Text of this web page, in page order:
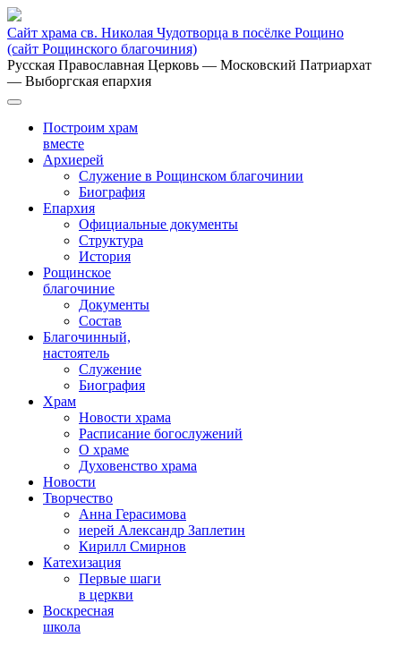
Сайт храма св. Николая Чудотворца в посёлке Рощино
(сайт Рощинского благочиния)
Русская Православная Церковь — Московский Патриархат
— Выборгская епархия
Построим храм
вместе
Архиерей
Служение в Рощинском благочинии
Биография
Епархия
Официальные документы
Структура
История
Рощинское
благочиние
Документы
Состав
Благочинный,
настоятель
Служение
Биография
Храм
Новости храма
Расписание богослужений
О храме
Духовенство храма
Новости
Творчество
Анна Герасимова
иерей Александр Заплетин
Кирилл Смирнов
Катехизация
Первые шаги
в церкви
Воскресная
школа